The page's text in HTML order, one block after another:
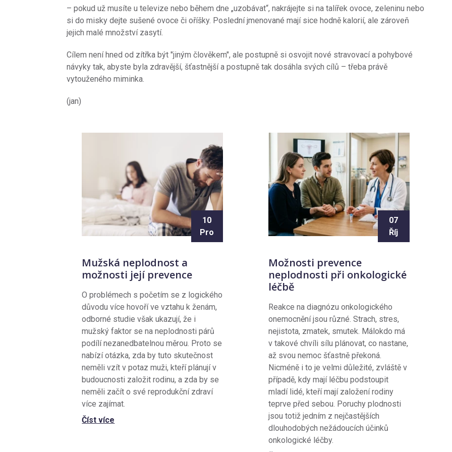
– pokud už musíte u televize nebo během dne „uzobávat“, nakrájejte si na talířek ovoce, zeleninu nebo
si do misky dejte sušené ovoce či oříšky. Poslední jmenované mají sice hodně kalorií, ale zároveň
jejich malé množství zasytí.
Cílem není hned od zítřka být "jiným člověkem", ale postupně si osvojit nové stravovací a pohybové
návyky tak, abyste byla zdravější, šťastnější a postupně tak dosáhla svých cílů – třeba právě
vytouženého miminka.
(jan)
10
Pro
Mužská neplodnost a
možnosti její prevence
O problémech s početím se z logického
důvodu více hovoří ve vztahu k ženám,
odborné studie však ukazují, že i
mužský faktor se na neplodnosti párů
podílí nezanedbatelnou měrou. Proto se
nabízí otázka, zda by tuto skutečnost
neměli vzít v potaz muži, kteří plánují v
budoucnosti založit rodinu, a zda by se
neměli začít o své reprodukční zdraví
více zajímat.
Číst více
07
Říj
Možnosti prevence
neplodnosti při onkologické
léčbě
Reakce na diagnózu onkologického
onemocnění jsou různé. Strach, stres,
nejistota, zmatek, smutek. Málokdo má
v takové chvíli sílu plánovat, co nastane,
až svou nemoc šťastně překoná.
Nicméně i to je velmi důležité, zvláště v
případě, kdy mají léčbu podstoupit
mladí lidé, kteří mají založení rodiny
teprve před sebou. Poruchy plodnosti
jsou totiž jedním z nejčastějších
dlouhodobých nežádoucích účinků
onkologické léčby.